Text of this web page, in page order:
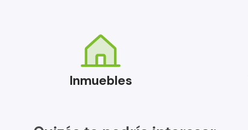
Inmuebles